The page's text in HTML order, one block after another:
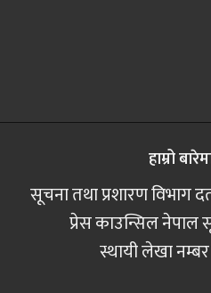
हाम्रो
सूचना तथा प्रशारण विभाग
प्रेस काउन्सिल नेपाल
स्थायी लेखा